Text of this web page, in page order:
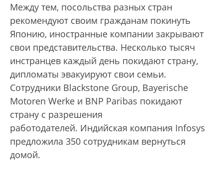
Между тем, посольства разных стран
рекомендуют своим гражданам покинуть
Японию, иностранные компании закрывают
свои представительства. Несколько тысяч
инстранцев каждый день покидают страну,
дипломаты эвакуируют свои семьи.
Сотрудники Blackstone Group, Bayerische
Motoren Werke и BNP Paribas покидают
страну с разрешения
работодателей. Индийская компания Infosys
предложила 350 сотрудникам вернуться
домой.